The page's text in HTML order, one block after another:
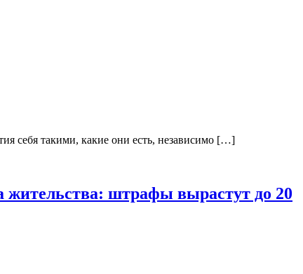
себя такими, какие они есть, независимо […]
жительства: штрафы вырастут до 20